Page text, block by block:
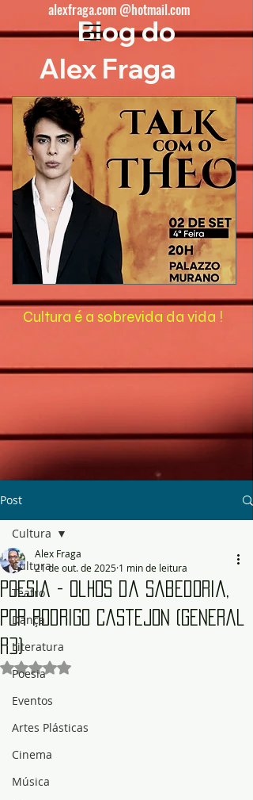
Cultura é a sobrevida da vida !
Blog do
Alex Fraga
alexfraga.com @hotmail.com
Post
Cultura
Teatro
Dança
Literatura
Poesia
Eventos
Artes Plásticas
Cinema
Música
Cultura
Poesia - Olhos da sabedoria,
por Rodrigo Castejon (General
R3)
Alex Fraga
21 de out. de 2025 1 min de leitura
Avaliado com NaN de 5 estrelas.